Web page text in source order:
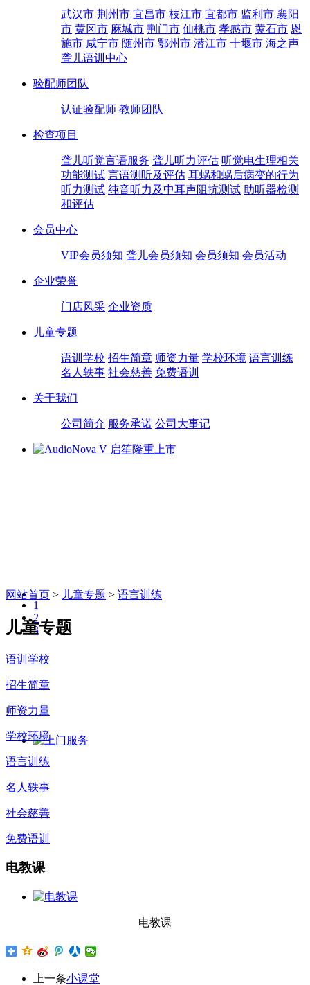
武汉市 荆州市 宜昌市 枝江市 宜都市 监利市 襄阳
市 黄冈市 麻城市 荆门市 仙桃市 孝感市 黄石市 恩
施市 咸宁市 随州市 鄂州市 潜江市 十堰市 海之声
聋儿语训中心
验配师团队
认证验配师 教师团队
检查项目
聋儿听觉言语服务 聋儿听力评估 听觉电生理相关
功能测试 言语测听及评估 耳蜗和蜗后病变的行为
听力测试 纯音听力及中耳声阻抗测试 助听器检测
和评估
会员中心
VIP会员须知 聋儿会员须知 会员须知 会员活动
企业荣誉
门店风采 企业资质
儿童专题
语训学校 招生简章 师资力量 学校环境 语言训练
名人轶事 社会慈善 免费语训
关于我们
公司简介 服务承诺 公司大事记
1
2
3
网站首页 > 儿童专题 > 语言训练
儿童专题
语训学校
招生简章
师资力量
学校环境
语言训练
名人轶事
社会慈善
免费语训
电教课
电教课
上一条小课堂